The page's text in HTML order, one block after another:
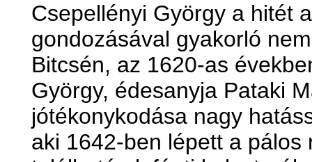
Csepellényi György a hitét
gondozásával gyakorló
Bitcsén, az 1620-as
György, édesanyja Pataki
jótékonykodása nagy
aki 1642-ben lépett a pálos